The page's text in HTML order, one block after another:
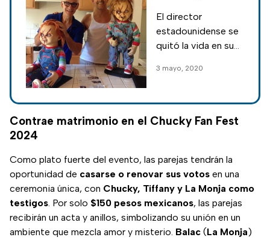
años
El director
estadounidense se
quitó la vida en su
Ángeles.
3 mayo, 2020
Contrae matrimonio en el Chucky Fan Fest
2024
Como plato fuerte del evento, las parejas tendrán la
oportunidad de casarse o renovar sus votos en una
ceremonia única, con Chucky, Tiffany y La Monja como
testigos. Por solo $150 pesos mexicanos, las parejas
recibirán un acta y anillos, simbolizando su unión en un
ambiente que mezcla amor y misterio. Balac (La Monja)